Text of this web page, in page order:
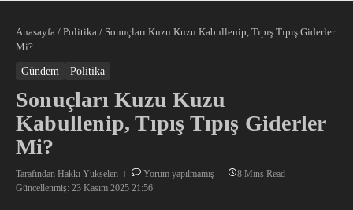
Anasayfa / Politika / Sonuçları Kuzu Kuzu Kabullenip, Tıpış Tıpış Giderler
Mi?
Gündem Politika
Sonuçları Kuzu Kuzu
Kabullenip, Tıpış Tıpış Giderler
Mi?
Tarafından Hakkı Yükselen Yorum yapılmamış
8 Mins Read
Güncellenmiş: 23 Kasım 2025 21:56